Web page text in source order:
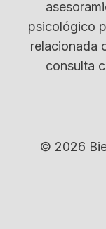
psicológico
relacionada
consulta
© 2026